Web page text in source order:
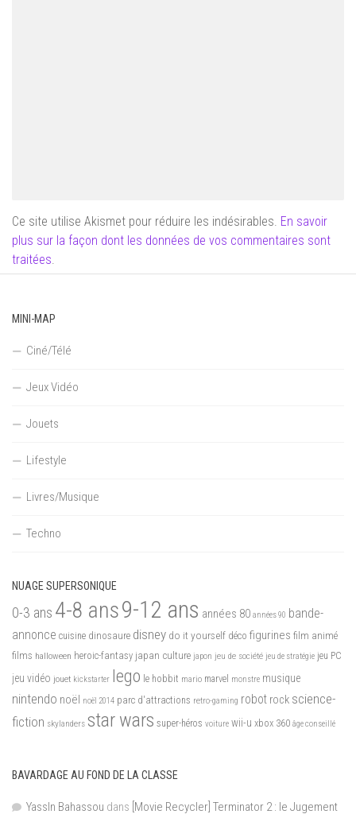
Ce site utilise Akismet pour réduire les indésirables. En savoir
plus sur la façon dont les données de vos commentaires sont
traitées
MINI-MAP
Ciné/Télé
Jeux Vidéo
Jouets
Lifestyle
Livres/Musique
Techno
NUAGE SUPERSONIQUE
0-3 ans 4-8 ans9-12 ans années 80 années 90 bande-
annonce cuisine dinosaure disney do it yourself déco figurines film animé
films halloween heroic-fantasy japan culture japon jeu de société jeu de stratégie jeu PC
jeu vidéo jouet kickstarter lego le hobbit mario marvel monstre musique
nintendo noël noël 2014 parc d'attractions retro-gaming robot rock science-
fiction skylanders star wars super-héros voiture wii-u xbox 360 âge conseillé
BAVARDAGE AU FOND DE LA CLASSE
YassIn Bahassou dans [Movie Recycler] Terminator 2 : le Jugement